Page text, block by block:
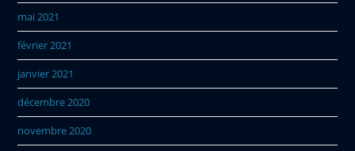
mai 2021
février 2021
janvier 2021
décembre 2020
novembre 2020